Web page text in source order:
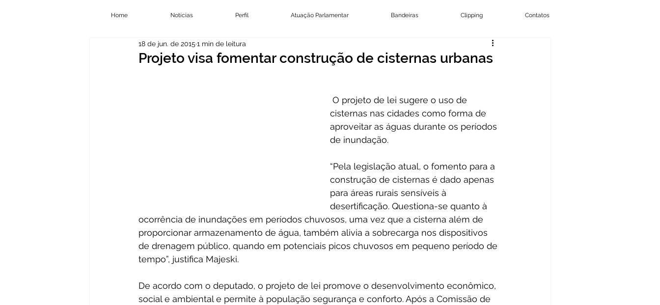
Home Notícias Perfil Atuação Parlamentar Bandeiras Clipping Contatos
Projeto visa fomentar construção de cisternas urbanas
18 de jun. de 2015 1 min de leitura
cisternas nas cidades como forma de
aproveitar as águas durante os períodos
de inundação.
“Pela legislação atual, o fomento para a
construção de cisternas é dado apenas
para áreas rurais sensíveis à
desertificação. Questiona-se quanto à
ocorrência de inundações em períodos chuvosos, uma vez que a cisterna além de
proporcionar armazenamento de água, também alivia a sobrecarga nos dispositivos
de drenagem público, quando em potenciais picos chuvosos em pequeno período de
tempo”, justifica Majeski.
De acordo com o deputado, o projeto de lei promove o desenvolvimento econômico,
social e ambiental e permite à população segurança e conforto. Após a Comissão de